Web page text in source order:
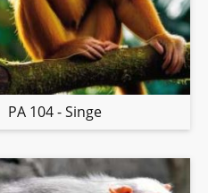
PA 104 - Singe